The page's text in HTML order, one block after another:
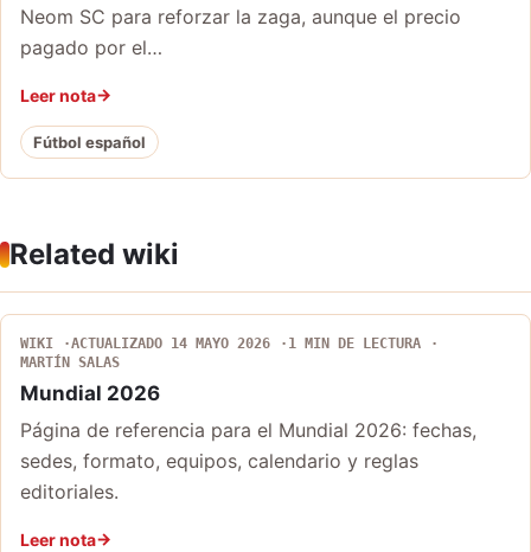
Neom SC para reforzar la zaga, aunque el precio
pagado por el…
Leer nota
Fútbol español
Related wiki
WIKI ACTUALIZADO 14 MAYO 2026
1 MIN DE LECTURA
MARTÍN SALAS
Mundial 2026
Página de referencia para el Mundial 2026: fechas,
sedes, formato, equipos, calendario y reglas
editoriales.
Leer nota